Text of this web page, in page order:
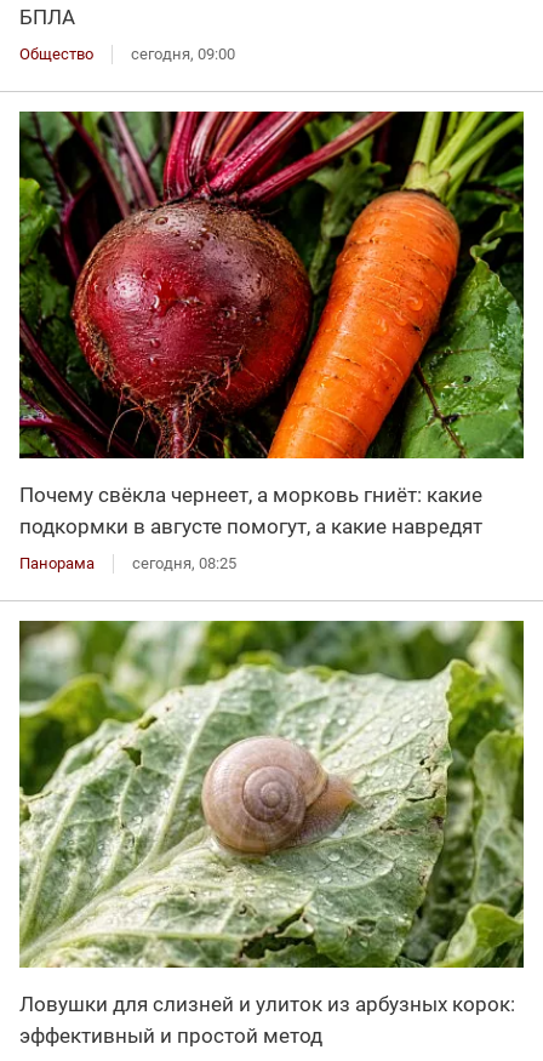
БПЛА
Общество сегодня, 09:00
Почему свёкла чернеет, а морковь гниёт: какие
подкормки в августе помогут, а какие навредят
Панорама сегодня, 08:25
Ловушки для слизней и улиток из арбузных корок:
эффективный и простой метод